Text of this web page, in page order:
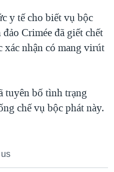
TRỘM HẢI SÂM
TỪ NÔNG THÔN MỸ
y tế cho biết vụ bộc
Crimée đã giết chết
xác nhận có mang virút
tuyên bố tình trạng
chế vụ bộc phát này.